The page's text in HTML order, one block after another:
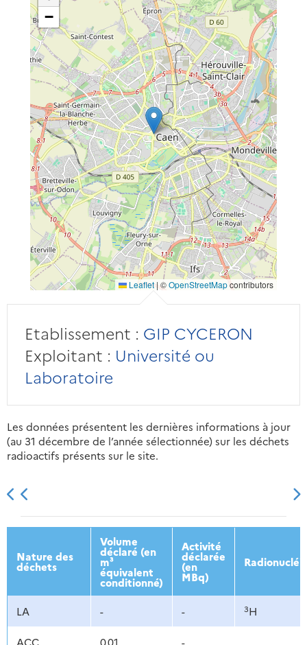
−
Leaflet | ©OpenStreetMapcontributors
Etablissement : GIP CYCERON
Exploitant : Université ou
Laboratoire
Les données présentent les dernières informations à jour
(au 31 décembre de l’année sélectionnée) sur les déchets
radioactifs présents sur le site.
2013 2014 2015 2016
Nature des
déchets
Volume
déclaré (en
m³
équivalent
conditionné)
Activité
déclarée
(en
MBq)
LA - - 3H
ACC 0,01 -